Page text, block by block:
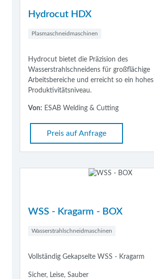
Hydrocut HDX
Plasmaschneidmaschinen
Hydrocut bietet die Präzision des
Wasserstrahlschneidens für großflächige
Arbeitsbereiche und erreicht so ein hohes
Produktivitätsniveau.
Von: ESAB Welding & Cutting
Preis auf Anfrage
WSS - Kragarm - BOX
Wasserstrahlschneidmaschinen
Vollständig Gekapselte WSS - Kragarm
Sicher, Leise, Sauber